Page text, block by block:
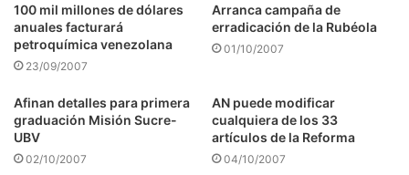
100 mil millones de dólares
anuales facturará
petroquímica venezolana
23/09/2007
Arranca campaña de
erradicación de la Rubéola
01/10/2007
Afinan detalles para primera
graduación Misión Sucre-
UBV
02/10/2007
AN puede modificar
cualquiera de los 33
artículos de la Reforma
04/10/2007